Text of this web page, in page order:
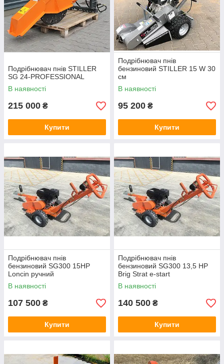
Подрібнювач пнів STILLER
SG 24-PROFESSIONAL
В наявності
215 000 ₴
Купити
Подрібнювач пнів
бензиновий STILLER 15 W 30
см
В наявності
95 200 ₴
Купити
Подрібнювач пнів
бензиновий SG300 15HP
Loncin ручний
В наявності
107 500 ₴
Купити
Подрібнювач пнів
бензиновий SG300 13,5 HP
Brig Strat e-start
В наявності
140 500 ₴
Купити